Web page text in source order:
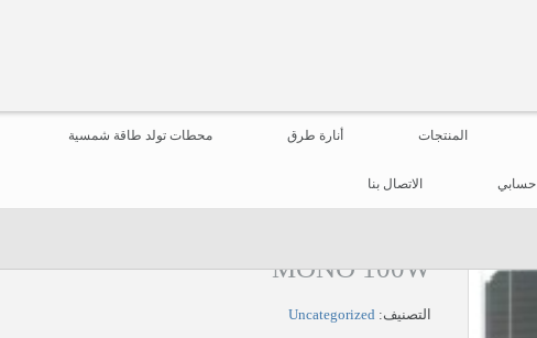
المنتجات أنارة طرق محطات تولد طاقة شمسية
حسابي الاتصال بنا
MONO 100W
التصنيف: Uncategorized